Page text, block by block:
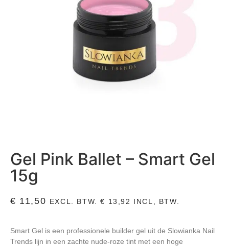
Gel Pink Ballet – Smart Gel
15g
€ 11,50 EXCL. BTW.€ 13,92 INCL, BTW.
Smart Gel is een professionele builder gel uit de Slowianka Nail
Trends lijn in een zachte nude-roze tint met een hoge